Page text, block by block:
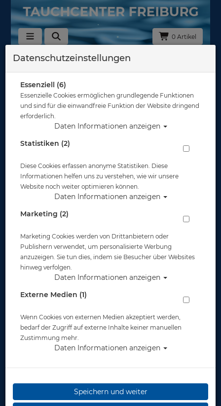
0 Artikel
Zurück
Polaris Finimeter Slim Line - 0-400 Bar
Artikelnr.: pol-38400
Herstellerpreis: 85,00 €
Datenschutzeinstellungen
Essenziell (6)
Essenzielle Cookies ermöglichen grundlegende Funktionen
und sind für die einwandfreie Funktion der Website dringend
erforderlich.
Daten Informationen anzeigen
Statistiken (2)
Diese Cookies erfassen anonyme Statistiken. Diese
Informationen helfen uns zu verstehen, wie wir unsere
Website noch weiter optimieren können.
Daten Informationen anzeigen
Marketing (2)
Marketing Cookies werden von Drittanbietern oder
Publishern verwendet, um personalisierte Werbung
anzuzeigen. Sie tun dies, indem sie Besucher über Websites
hinweg verfolgen.
Daten Informationen anzeigen
Externe Medien (1)
Wenn Cookies von externen Medien akzeptiert werden,
bedarf der Zugriff auf externe Inhalte keiner manuellen
Zustimmung mehr.
Daten Informationen anzeigen
Speichern und weiter